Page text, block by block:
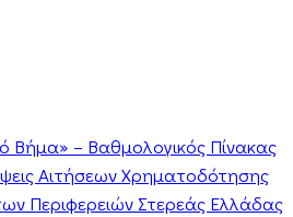
Βήμα» – Βαθμολογικός Πίνακας
Αιτήσεων Χρηματοδότησης
Περιφερειών Στερεάς Ελλάδας